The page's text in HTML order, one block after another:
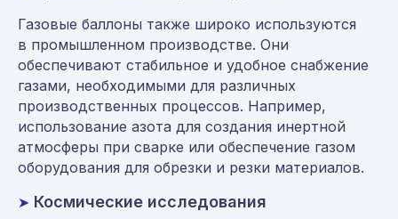
Газовые баллоны также широко используются
в промышленном производстве. Они
обеспечивают стабильное и удобное снабжение
газами, необходимыми для различных
производственных процессов. Например,
использование азота для создания инертной
атмосферы при сварке или обеспечение газом
оборудования для обрезки и резки материалов.
➤ Космические исследования